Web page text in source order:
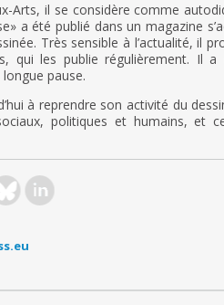
Arts, il se considère comme
a été publié dans un magazine
Très sensible à l’actualité, il
qui les publie régulièrement. Il
pause.
à reprendre son activité du
politiques et humains, et